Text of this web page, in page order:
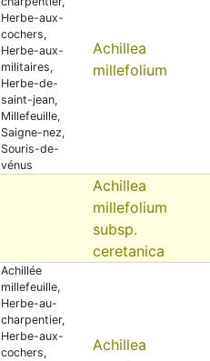
Herbe-aux-
cochers,
Herbe-aux-
militaires,
Herbe-de-
saint-jean,
Millefeuille,
Saigne-nez,
Souris-de-
vénus
Achillea
millefolium
Achillea
millefolium
subsp.
ceretanica
Achillée
millefeuille,
Herbe-au-
charpentier,
Herbe-aux-
cochers,
Achillea